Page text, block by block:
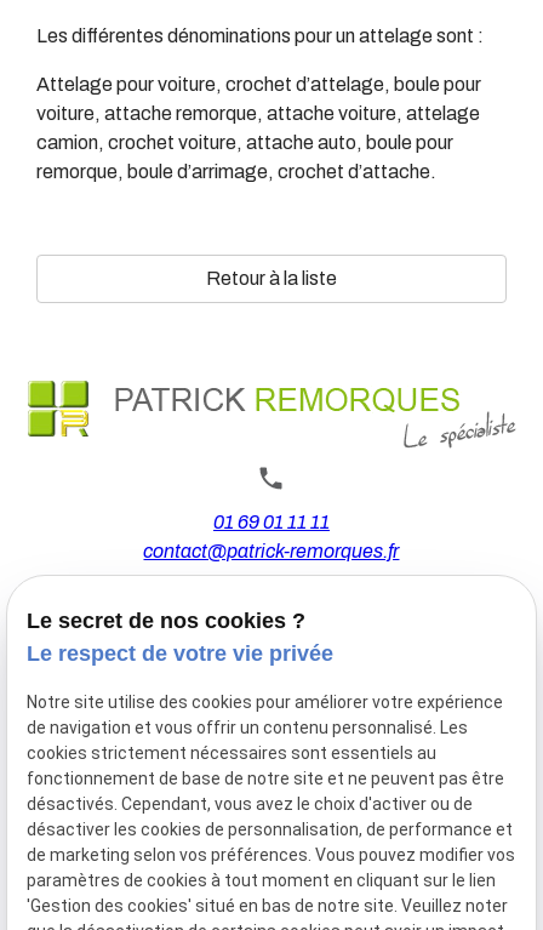
Les différentes dénominations pour un attelage sont :
Attelage pour voiture, crochet d’attelage, boule pour
voiture, attache remorque, attache voiture, attelage
camion, crochet voiture, attache auto, boule pour
remorque, boule d’arrimage, crochet d’attache.
Retour à la liste
01 69 01 11 11
contact@patrick-remorques.fr
44 Avenue de la Division Leclerc
91160 BALLAINVILLIERS
Du Mardi au Samedi
De 9h00 à 12h30 et de 13h30 à 18h00
Le Lundi sur rendez-vous.
Mentions
légales
Politique de
confidentialité
Gestion
des
Plan du
site
Le secret de nos cookies ?
Le respect de votre vie privée
Notre site utilise des cookies pour améliorer votre expérience
de navigation et vous offrir un contenu personnalisé. Les
cookies strictement nécessaires sont essentiels au
fonctionnement de base de notre site et ne peuvent pas être
désactivés. Cependant, vous avez le choix d'activer ou de
désactiver les cookies de personnalisation, de performance et
de marketing selon vos préférences. Vous pouvez modifier vos
paramètres de cookies à tout moment en cliquant sur le lien
'Gestion des cookies' situé en bas de notre site. Veuillez noter